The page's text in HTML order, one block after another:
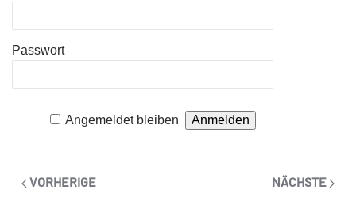
Passwort
Angemeldet bleiben
VORHERIGE NÄCHSTE